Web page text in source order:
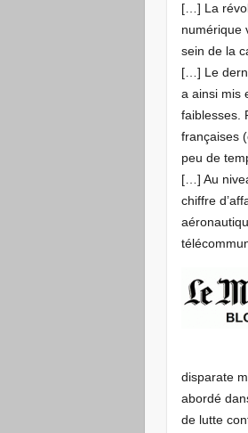
[…] La
numérique
sein de la
[…] Le
a ainsi mis
faiblesses.
françaises
peu de
[…] Au
chiffre
disparate
abordé
de lutte